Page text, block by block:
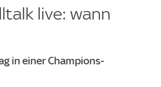
live: wann
in einer Champions-